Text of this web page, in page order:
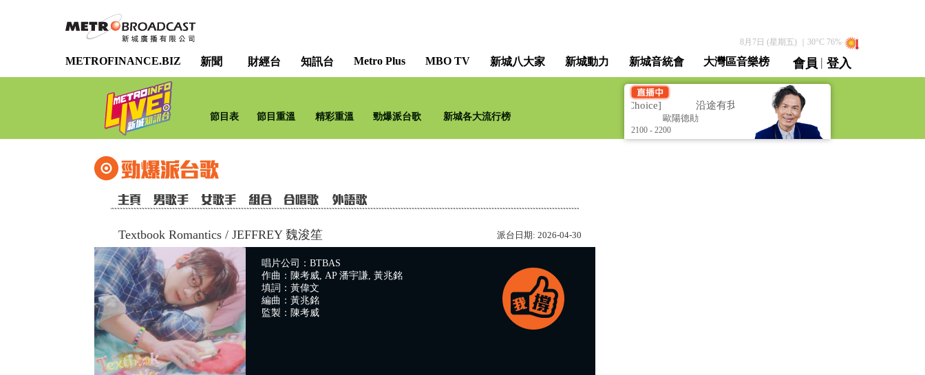
8月7日 (星期五)｜ 30°C 76%
METROFINANCE.BIZ 新聞 財經台 知訊台 Metro Plus MBO TV 新城八大家 新城動力 新城音統會 大灣區音樂榜 會員 | 登入
直播 / 重溫
節目表 節目重溫 精彩重溫 勁爆派台歌 新城各大流行榜
沿途有我 [Tak Fun's Music Choice] 沿途有我 [Tak Fun's Music Choice]
歐陽德勛
2100 - 2200
Textbook Romantics / JEFFREY 魏浚笙 派台日期: 2026-04-30
唱片公司：BTBAS
作曲：陳考威, AP 潘宇謙, 黃兆銘
填詞：黃偉文
編曲：黃兆銘
監製：陳考威